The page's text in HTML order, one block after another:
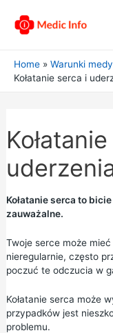
Home
Warunki
Kołatanie serca i
Kołatanie serca to
zauważalne.
Twoje serce może
nieregularnie, często
poczuć te odczucia w
Kołatanie serca może
przypadków jest
problemu.